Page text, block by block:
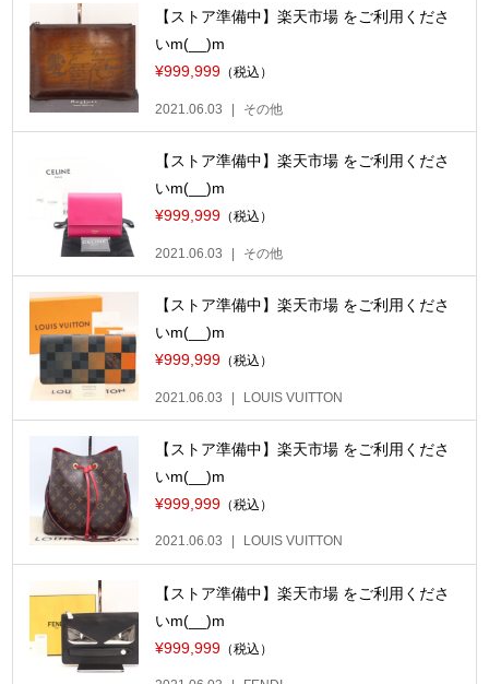
【ストア準備中】楽天市場 をご利用くださ
いm(__)m
¥999,999 （税込）
2021.06.03 その他
【ストア準備中】楽天市場 をご利用くださ
いm(__)m
¥999,999 （税込）
2021.06.03 その他
【ストア準備中】楽天市場 をご利用くださ
いm(__)m
¥999,999 （税込）
2021.06.03 LOUIS VUITTON
【ストア準備中】楽天市場 をご利用くださ
いm(__)m
¥999,999 （税込）
2021.06.03 LOUIS VUITTON
【ストア準備中】楽天市場 をご利用くださ
いm(__)m
¥999,999 （税込）